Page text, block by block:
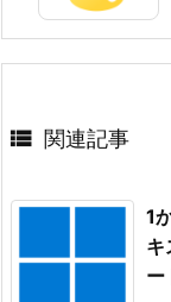
 関連記事
1
キ
ー